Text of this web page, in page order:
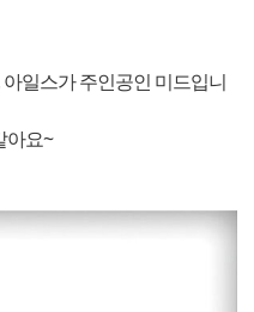
일스가 주인공인 미드입니
아요~